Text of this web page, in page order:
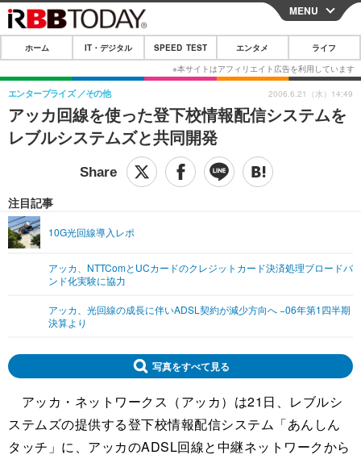
CLOSE
ホーム
IT・デジタル
IT・デジタルTOP スマートフォン
その他
SPEED TEST
映画・ドラマ
グラビア
ショッピング その他
ライフTOP
その他
リリース一覧
MENU
ホーム IT・デジタル SPEED TEST エンタメ ライフ
アッカ回線を使った登下校情報配信システムを
レブルシステムズと共同開発
エンタープライズ その他
注目記事
10G光回線導入レポ
アッカ、NTTComとUCカードのクレジットカード決済処理ブロードバ
ンド化実験に協力
アッカ、光回線の成長に伴いADSL契約が減少方向へ −06年第1四半期
決算より
2006.6.21（水）14:49
写真をすべて見る
アッカ・ネットワークス（アッカ）は21日、レブルシ
ステムズの提供する登下校情報配信システム「あんしん
タッチ」に、アッカのADSL回線と中継ネットワークから